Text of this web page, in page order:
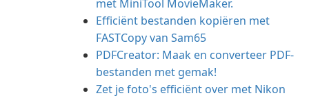
met MiniTool MovieMaker.
Efficiënt bestanden kopiëren met
FASTCopy van Sam65
PDFCreator: Maak en converteer PDF-
bestanden met gemak!
Zet je foto's efficiënt over met Nikon